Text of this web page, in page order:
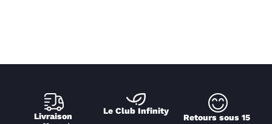
Livraison
Le Club Infinity
Retours sous 15